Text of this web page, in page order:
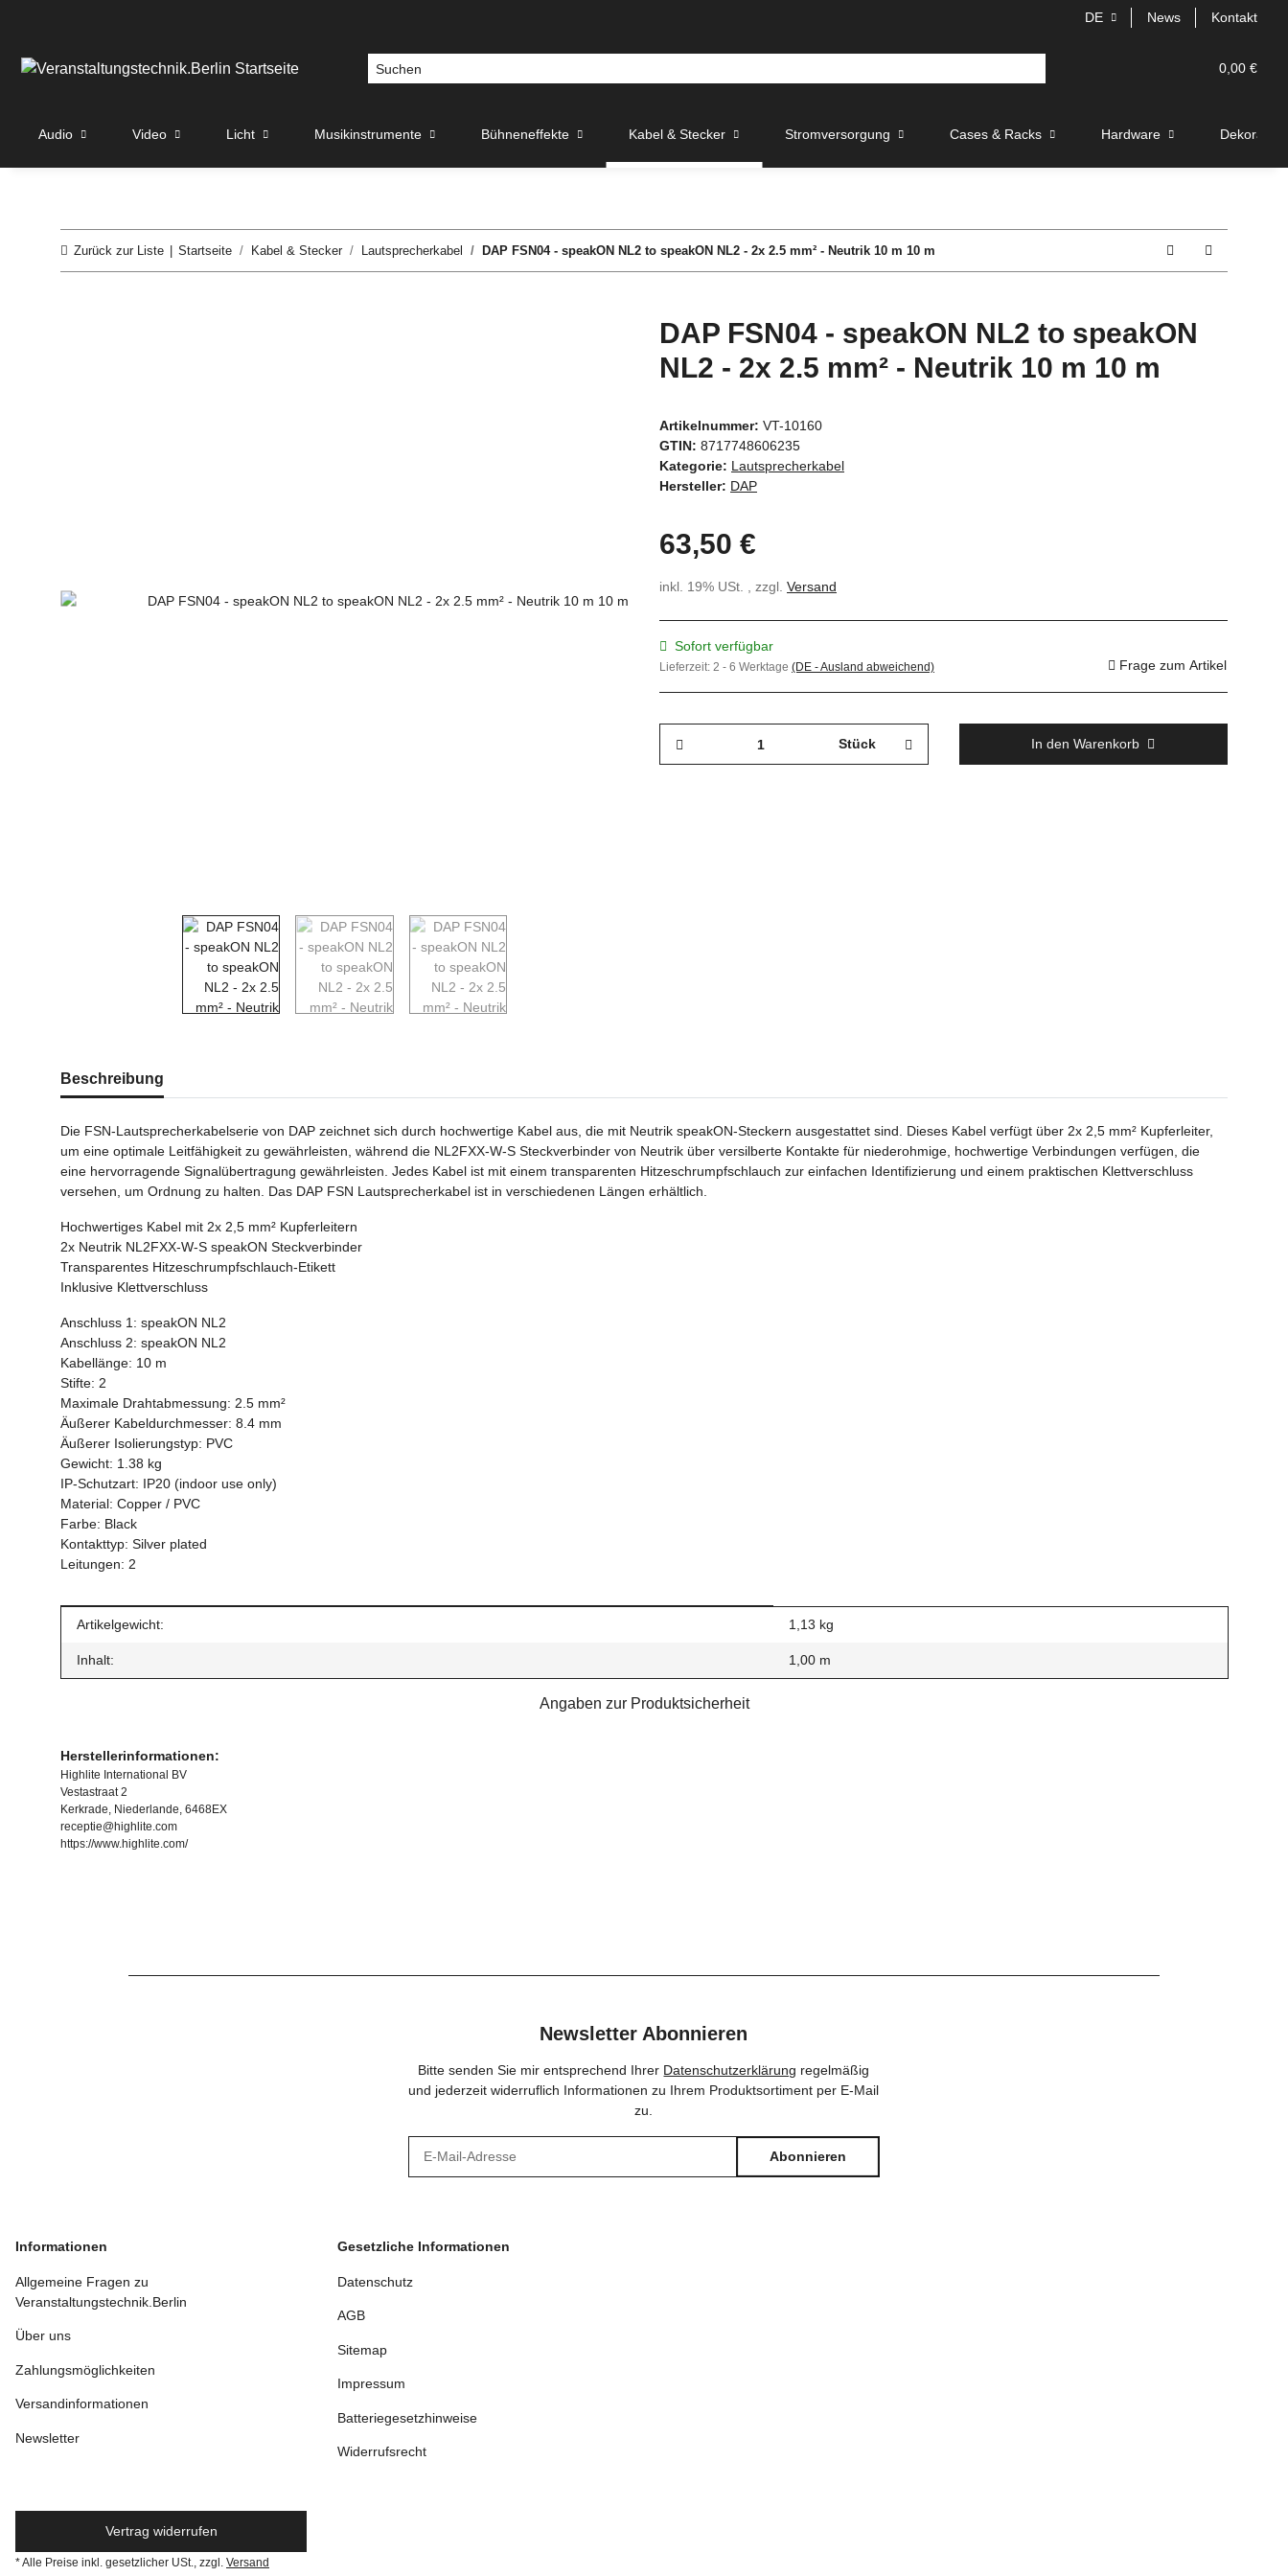
DE News Kontakt
0,00 €
Audio Video Licht Musikinstrumente Bühneneffekte Kabel & Stecker Stromversorgung Cases & Racks Hardware Dekoration
Zurück zur Liste Startseite Kabel & Stecker Lautsprecherkabel DAP FSN04 - speakON NL2 to speakON NL2 - 2x 2.5 mm² - Neutrik 10 m 10 m
DAP FSN04 - speakON NL2 to speakON
NL2 - 2x 2.5 mm² - Neutrik 10 m 10 m
Artikelnummer: VT-10160
GTIN: 8717748606235
Kategorie: Lautsprecherkabel
Hersteller: DAP
63,50 €
inkl. 19% USt. , zzgl. Versand
Sofort verfügbar
Lieferzeit: 2 - 6 Werktage (DE - Ausland abweichend) Frage zum Artikel
Stück In den Warenkorb
Beschreibung
Die FSN-Lautsprecherkabelserie von DAP zeichnet sich durch hochwertige Kabel aus, die mit Neutrik speakON-Steckern ausgestattet sind. Dieses Kabel verfügt über 2x 2,5 mm² Kupferleiter,
um eine optimale Leitfähigkeit zu gewährleisten, während die NL2FXX-W-S Steckverbinder von Neutrik über versilberte Kontakte für niederohmige, hochwertige Verbindungen verfügen, die
eine hervorragende Signalübertragung gewährleisten. Jedes Kabel ist mit einem transparenten Hitzeschrumpfschlauch zur einfachen Identifizierung und einem praktischen Klettverschluss
versehen, um Ordnung zu halten. Das DAP FSN Lautsprecherkabel ist in verschiedenen Längen erhältlich.
Hochwertiges Kabel mit 2x 2,5 mm² Kupferleitern
2x Neutrik NL2FXX-W-S speakON Steckverbinder
Transparentes Hitzeschrumpfschlauch-Etikett
Inklusive Klettverschluss
Anschluss 1: speakON NL2
Anschluss 2: speakON NL2
Kabellänge: 10 m
Stifte: 2
Maximale Drahtabmessung: 2.5 mm²
Äußerer Kabeldurchmesser: 8.4 mm
Äußerer Isolierungstyp: PVC
Gewicht: 1.38 kg
IP-Schutzart: IP20 (indoor use only)
Material: Copper / PVC
Farbe: Black
Kontakttyp: Silver plated
Leitungen: 2
Produkteigenschaft
Wert
Artikelgewicht: 1,13 kg
Inhalt: 1,00 m
Angaben zur Produktsicherheit
Herstellerinformationen:
Highlite International BV
Vestastraat 2
Kerkrade, Niederlande, 6468EX
receptie@highlite.com
https://www.highlite.com/
Newsletter Abonnieren
Bitte senden Sie mir entsprechend Ihrer Datenschutzerklärung regelmäßig
und jederzeit widerruflich Informationen zu Ihrem Produktsortiment per E-Mail
zu.
Abonnieren
Informationen
Allgemeine Fragen zu
Veranstaltungstechnik.Berlin
Über uns
Zahlungsmöglichkeiten
Versandinformationen
Newsletter
Gesetzliche Informationen
Datenschutz
AGB
Sitemap
Impressum
Batteriegesetzhinweise
Widerrufsrecht
Vertrag widerrufen
* Alle Preise inkl. gesetzlicher USt., zzgl. Versand